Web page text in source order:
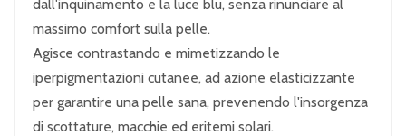
dall'inquinamento e la luce blu, senza rinunciare al
massimo comfort sulla pelle.
Agisce contrastando e mimetizzando le
iperpigmentazioni cutanee, ad azione elasticizzante
per garantire una pelle sana, prevenendo l'insorgenza
di scottature, macchie ed eritemi solari.